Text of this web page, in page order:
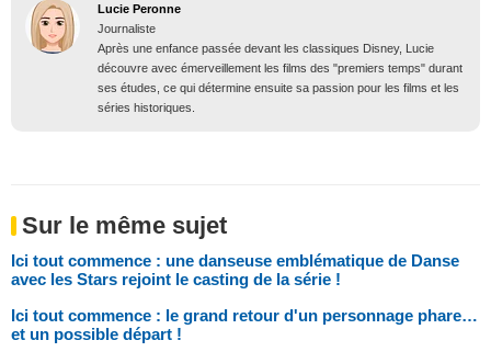
Lucie Peronne
Journaliste
Après une enfance passée devant les classiques Disney, Lucie
découvre avec émerveillement les films des "premiers temps" durant
ses études, ce qui détermine ensuite sa passion pour les films et les
séries historiques.
Sur le même sujet
Ici tout commence : une danseuse emblématique de Danse
avec les Stars rejoint le casting de la série !
Ici tout commence : le grand retour d'un personnage phare…
et un possible départ !